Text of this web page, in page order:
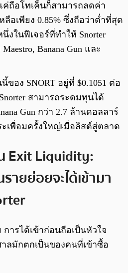
ค่ถือโทเค็นก็สามารถลดค่า
ลือเพียง 0.85% ซึ่งถือว่าต่ำที่สุด
งในฟีเจอร์ที่ทำให้ Snorter
Banana Gun และ
อง SNORT อยู่ที่ $0.1051 ต่อ
สามารถระดมทุนได้
Gun กว่า 2.7 ล้านดอลลาร์
ะเพื่อมครั้งใหญ่เมื่อลิสต์สู่ตลาด
Exit Liquidity:
ยย่อยจะได้เข้ามา
ารได้เข้าก่อนถือเป็นหัวใจ
ลมักตกเป็นของคนที่เข้าซื้อ